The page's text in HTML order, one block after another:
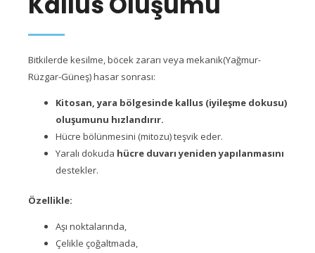
Bitkilerde kesilme, böcek zararı veya mekanik(Yağmur-
Rüzgar-Güneş) hasar sonrası:
Kitosan, yara bölgesinde kallus (iyileşme dokusu)
oluşumunu hızlandırır.
Hücre bölünmesini (mitozu) teşvik eder.
Yaralı dokuda hücre duvarı yeniden yapılanmasını
destekler.
Özellikle:
Aşı noktalarında,
Çelikle çoğaltmada,